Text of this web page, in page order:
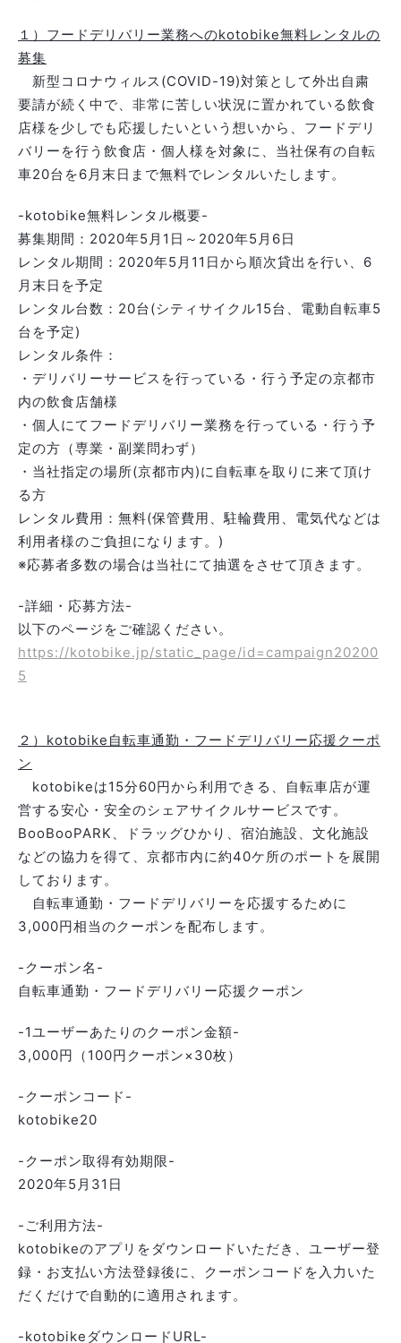
１）フードデリバリー業務へのkotobike無料レンタルの
募集
新型コロナウィルス(COVID-19)対策として外出自粛
要請が続く中で、非常に苦しい状況に置かれている飲食
店様を少しでも応援したいという想いから、フードデリ
バリーを行う飲食店・個人様を対象に、当社保有の自転
車20台を6月末日まで無料でレンタルいたします。
-kotobike無料レンタル概要-
募集期間：2020年5月1日～2020年5月6日
レンタル期間：2020年5月11日から順次貸出を行い、6
月末日を予定
レンタル台数：20台(シティサイクル15台、電動自転車5
台を予定)
レンタル条件：
・デリバリーサービスを行っている・行う予定の京都市
内の飲食店舗様
・個人にてフードデリバリー業務を行っている・行う予
定の方（専業・副業問わず）
・当社指定の場所(京都市内)に自転車を取りに来て頂け
る方
レンタル費用：無料(保管費用、駐輪費用、電気代などは
利用者様のご負担になります。)
※応募者多数の場合は当社にて抽選をさせて頂きます。
-詳細・応募方法-
以下のページをご確認ください。
https://kotobike.jp/static_page/id=campaign20200
5
２）kotobike自転車通勤・フードデリバリー応援クーポ
ン
kotobikeは15分60円から利用できる、自転車店が運
営する安心・安全のシェアサイクルサービスです。
BooBooPARK、ドラッグひかり、宿泊施設、文化施設
などの協力を得て、京都市内に約40ケ所のポートを展開
しております。
自転車通勤・フードデリバリーを応援するために
3,000円相当のクーポンを配布します。
-クーポン名-
自転車通勤・フードデリバリー応援クーポン
-1ユーザーあたりのクーポン金額-
3,000円（100円クーポン×30枚）
-クーポンコード-
kotobike20
-クーポン取得有効期限-
2020年5月31日
-ご利用方法-
kotobikeのアプリをダウンロードいただき、ユーザー登
録・お支払い方法登録後に、クーポンコードを入力いた
だくだけで自動的に適用されます。
-kotobikeダウンロードURL-